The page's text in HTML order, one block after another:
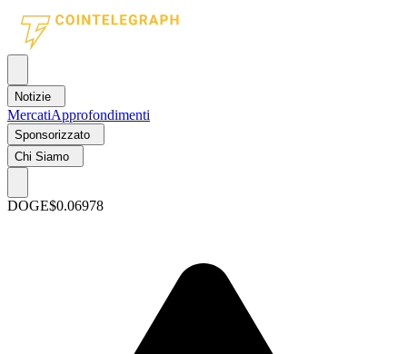
Notizie
MercatiApprofondimenti
Sponsorizzato
Chi Siamo
DOGE$0.06978